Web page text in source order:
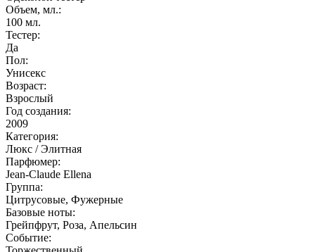
Объем, мл.:
100 мл.
Тестер:
Да
Пол:
Унисекс
Возраст:
Взрослый
Год создания:
2009
Категория:
Люкс / Элитная
Парфюмер:
Jean-Claude Ellena
Группа:
Цитрусовые, Фужерные
Базовые ноты:
Грейпфрут, Роза, Апельсин
Событие: